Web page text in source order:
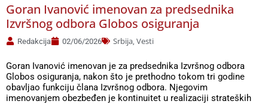
Goran Ivanović imenovan za predsednika
Izvršnog odbora Globos osiguranja
Redakcija 02/06/2026 Srbija Vesti
Goran Ivanović imenovan je za predsednika Izvršnog odbora
Globos osiguranja, nakon što je prethodno tokom tri godine
obavljao funkciju člana Izvršnog odbora. Njegovim
imenovanjem obezbeđen je kontinuitet u realizaciji strateških